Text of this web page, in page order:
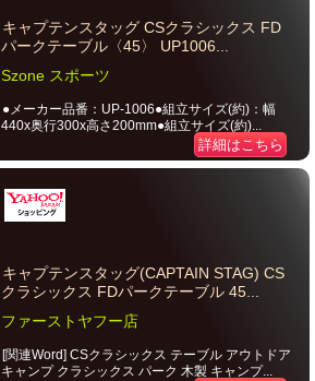
キャプテンスタッグ CSクラシックス FD
パークテーブル〈45〉 UP1006...
Szone スポーツ
●メーカー品番：UP-1006●組立サイズ(約)：幅
440x奥行300x高さ200mm●組立サイズ(約)...
詳細はこちら
キャプテンスタッグ(CAPTAIN STAG) CS
クラシックス FDパークテーブル 45...
ファーストヤフー店
[関連Word] CSクラシックス テーブル アウトドア
キャンプ クラシックス パーク 木製 キャンプ...